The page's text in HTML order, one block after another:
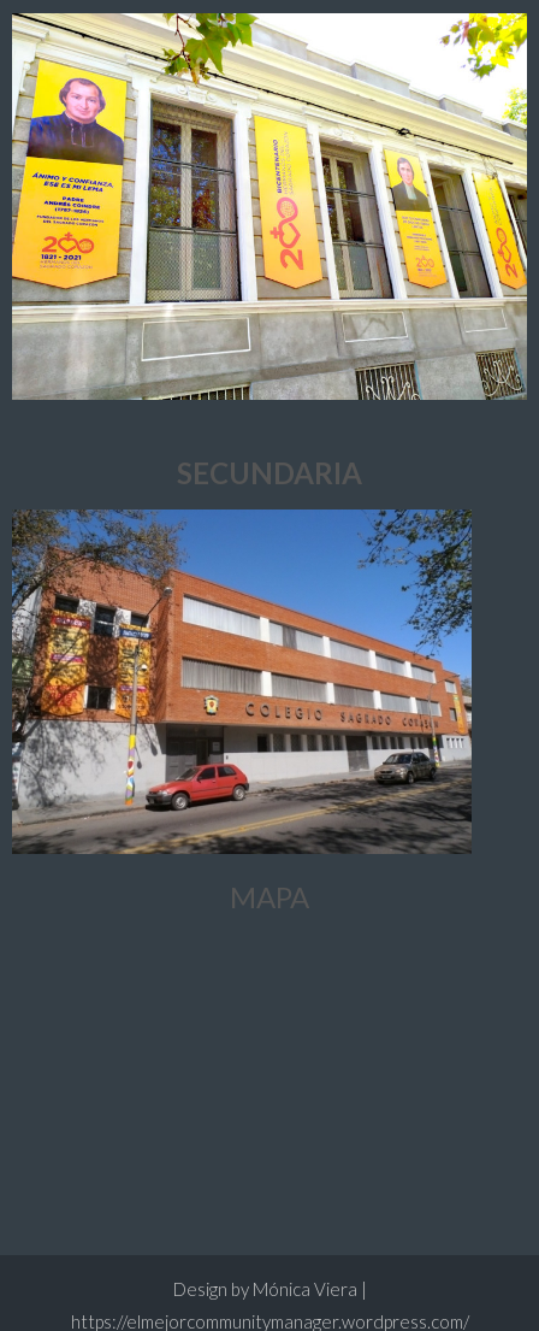
SECUNDARIA
MAPA
Design by Mónica Viera |
https://elmejorcommunitymanager.wordpress.com/